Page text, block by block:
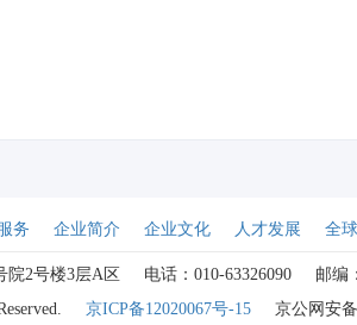
务 企业简介 企业文化 人才发展 全
院2号楼3层A区 电话：010-63326090
邮编
京ICP备12020067号-15 京公网安